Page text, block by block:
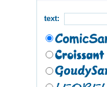
text: